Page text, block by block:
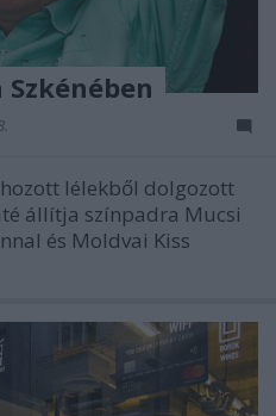
Szkénében
lélekből dolgozott
állítja színpadra Mucsi
és Moldvai Kiss